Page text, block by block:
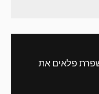
פלאים את